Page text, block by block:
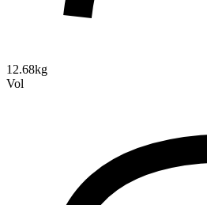
12.68kg
Vol